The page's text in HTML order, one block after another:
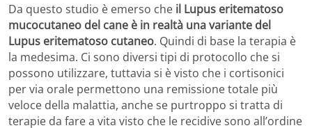
Da questo studio è emerso che il Lupus eritematoso
mucocutaneo del cane è in realtà una variante del
Lupus eritematoso cutaneo. Quindi di base la terapia è
la medesima. Ci sono diversi tipi di protocollo che si
possono utilizzare, tuttavia si è visto che i cortisonici
per via orale permettono una remissione totale più
veloce della malattia, anche se purtroppo si tratta di
terapie da fare a vita visto che le recidive sono all’ordine